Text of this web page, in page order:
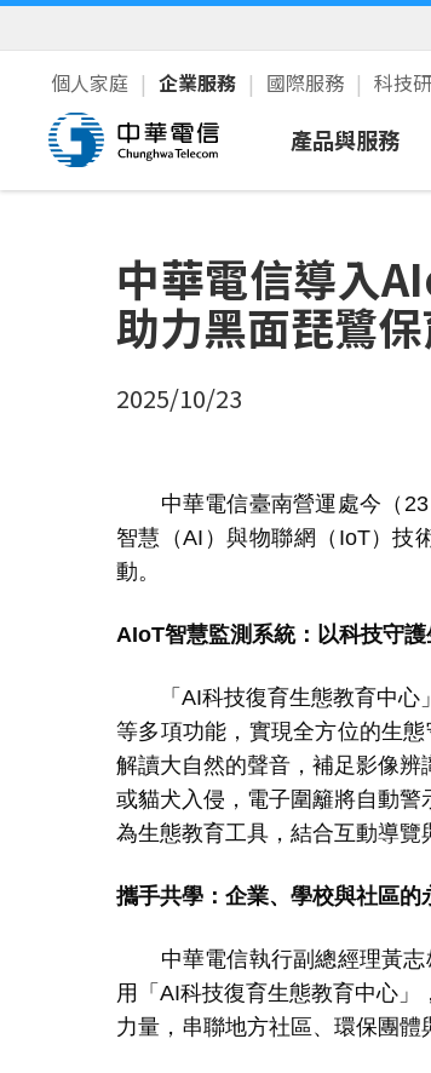
個人家庭 企業服務 國際服務 科技
產品與服務
寬頻上網/語音
雲端IDC
5G服務
衛星通訊
中華電信導入
助力黑面琵鷺
2025/10/23
中華電信臺南營運處今（ 23
智慧（AI ）與物聯網（ IoT）技
動。
AIoT智慧監測系統：以科技守護
「 AI科技復育生態教育中心
等多項功能，實現全方位的生
解讀大自然的聲音，補足影像
或貓犬入侵，電子圍籬將自動
為生態教育工具，結合互動導覽
攜手共學：企業、學校與社區的
中華電信執行副總經理黃志
用「 AI科技復育生態教育中心」
力量，串聯地方社區、環保團體